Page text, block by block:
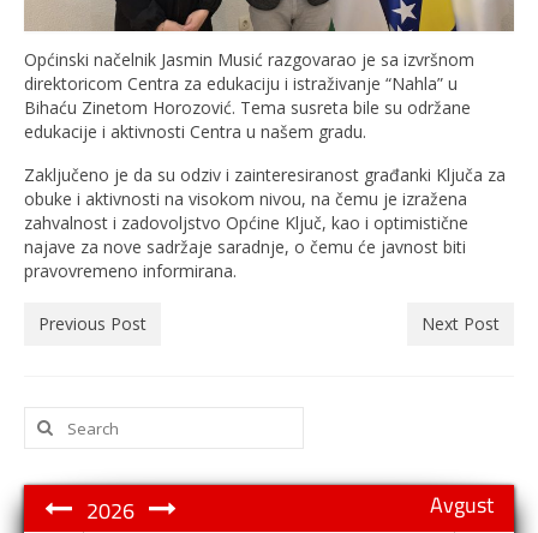
Općinski načelnik Jasmin Musić razgovarao je sa izvršnom
direktoricom Centra za edukaciju i istraživanje “Nahla” u
Bihaću Zinetom Horozović. Tema susreta bile su održane
edukacije i aktivnosti Centra u našem gradu.
Zaključeno je da su odziv i zainteresiranost građanki Ključa za
obuke i aktivnosti na visokom nivou, na čemu je izražena
zahvalnost i zadovoljstvo Općine Ključ, kao i optimistične
najave za nove sadržaje saradnje, o čemu će javnost biti
pravovremeno informirana.
Previous Post Next Post
Search
for:
Avgust
2026